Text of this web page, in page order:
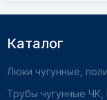
Каталог
Люки чугунные,
Трубы чугунные